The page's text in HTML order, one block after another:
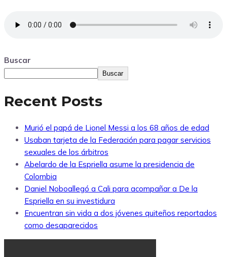
Buscar
Buscar
Recent Posts
Murió el papá de Lionel Messi a los 68 años de edad
Usaban tarjeta de la Federación para pagar servicios
sexuales de los árbitros
Abelardo de la Espriella asume la presidencia de
Colombia
Daniel Noboallegó a Cali para acompañar a De la
Espriella en su investidura
Encuentran sin vida a dos jóvenes quiteños reportados
como desaparecidos